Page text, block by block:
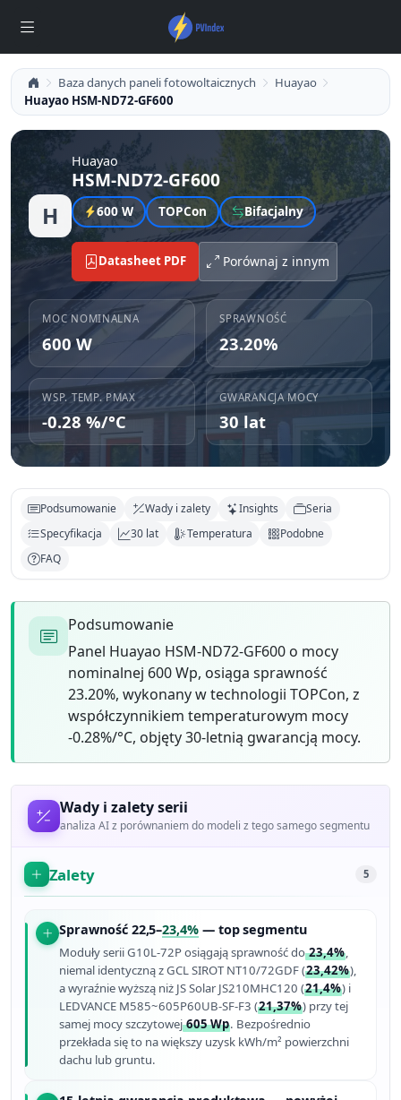
Baza danych paneli fotowoltaicznych
Huayao
Huayao HSM-ND72-GF600
H
Huayao
HSM-ND72-GF600
600 W TOPCon Bifacjalny
Datasheet PDF Porównaj z innym
MOC NOMINALNA
600 W
SPRAWNOŚĆ
23.20%
WSP. TEMP. PMAX
-0.28 %/°C
GWARANCJA MOCY
30 lat
Podsumowanie Wady i zalety Insights
Seria
Specyfikacja
30 lat Temperatura
Podobne
FAQ
Podsumowanie
Panel Huayao HSM-ND72-GF600 o mocy
nominalnej 600 Wp, osiąga sprawność
23.20%, wykonany w technologii TOPCon, z
współczynnikiem temperaturowym mocy
-0.28%/°C, objęty 30-letnią gwarancją mocy.
Wady i zalety serii
analiza AI z porównaniem do modeli z tego samego segmentu
Zalety 5
Sprawność 22,5–23,4%— top segmentu
Moduły serii G10L-72P osiągają sprawność do23,4%,
niemal identyczną z GCL SIROT NT10/72GDF (23,42%),
a wyraźnie wyższą niż JS Solar JS210MHC120 (21,4%) i
LEDVANCE M585~605P60UB-SF-F3 (21,37%) przy tej
samej mocy szczytowej605 Wp. Bezpośrednio
przekłada się to na większy uzysk kWh/m² powierzchni
dachu lub gruntu.